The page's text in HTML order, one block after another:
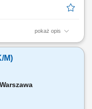
pokaż opis
i rozwijanie sieci
z obecnymi klientami
negocjacji handlowych i
klientów, współpraca
M)​​​
Warszawa